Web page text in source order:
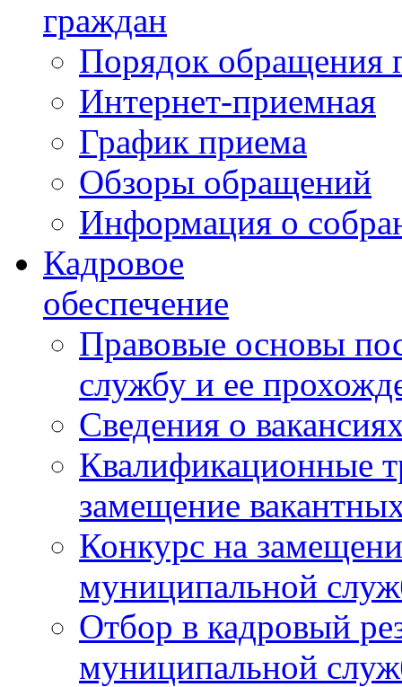
граждан
Порядок обращения
Интернет-приемная
График приема
Обзоры обращений
Информация о
Кадровое
обеспечение
Правовые основы
службу и ее
Сведения о
Квалификационные
замещение
Конкурс на
муниципальной
Отбор в кадровый
муниципальной